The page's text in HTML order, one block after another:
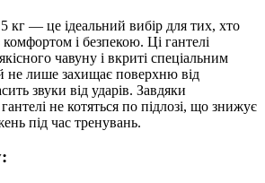
кг — це ідеальний вибір для тих, хто
і безпекою. Ці гантелі
чавуну і вкриті спеціальним
лише захищає поверхню від
звуки від ударів. Завдяки
не котяться по підлозі, що знижує
під час тренувань.